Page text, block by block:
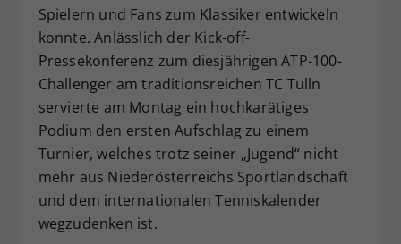
Spielern und Fans zum Klassiker entwickeln
konnte. Anlässlich der Kick-off-
Pressekonferenz zum diesjährigen ATP-100-
Challenger am traditionsreichen TC Tulln
servierte am Montag ein hochkarätiges
Podium den ersten Aufschlag zu einem
Turnier, welches trotz seiner „Jugend“ nicht
mehr aus Niederösterreichs Sportlandschaft
und dem internationalen Tenniskalender
wegzudenken ist.